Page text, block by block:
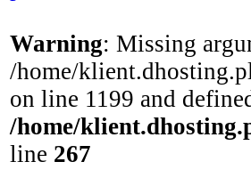
Warning: Missing
/home/
on line 1199 and
/home/
line 267